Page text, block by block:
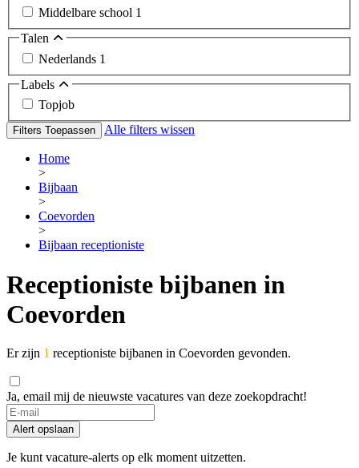
Middelbare school 1
Talen
Nederlands 1
Labels
Topjob
Filters Toepassen Alle filters wissen
Home
>
Bijbaan
>
Coevorden
>
Bijbaan receptioniste
Receptioniste bijbanen in
Coevorden
Er zijn 1 receptioniste bijbanen in Coevorden gevonden.
Ja, email mij de nieuwste vacatures van deze zoekopdracht!
Alert opslaan
Je kunt vacature-alerts op elk moment uitzetten.